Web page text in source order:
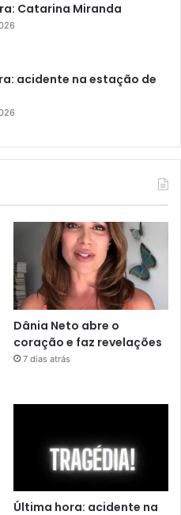
Catarina Miranda
acidente na estação de
Dânia Neto abre o
coração e faz revelações
7 dias atrás
Última hora: acidente na